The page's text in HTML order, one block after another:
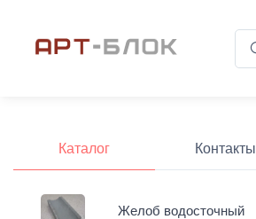
Каталог Контакты
Желоб водосточный